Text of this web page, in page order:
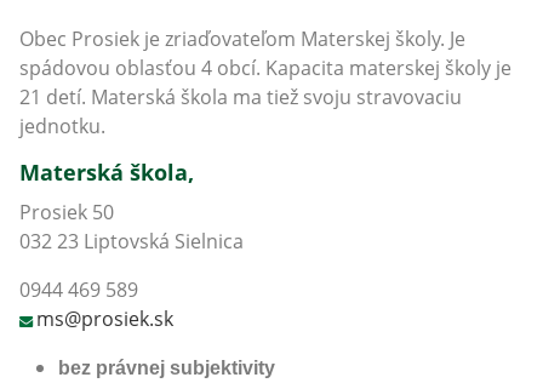
Obec Prosiek je zriaďovateľom Materskej školy. Je
spádovou oblasťou 4 obcí. Kapacita materskej školy je
21 detí. Materská škola ma tiež svoju stravovaciu
jednotku.
Materská škola,
Prosiek 50
032 23 Liptovská Sielnica
0944 469 589
ms@prosiek.sk
bez právnej subjektivity